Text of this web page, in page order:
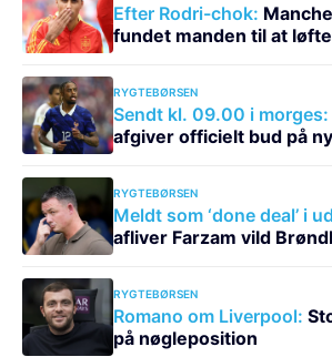
Efter Rodri-chok:
fundet manden til at
RYGTEBØRSEN
Sendt kl. 09.00 i morges:
afgiver officielt bud på
RYGTEBØRSEN
Meldt som ‘done deal’ i
afliver Farzam vild
RYGTEBØRSEN
Romano om Liverpool:
på nøgleposition